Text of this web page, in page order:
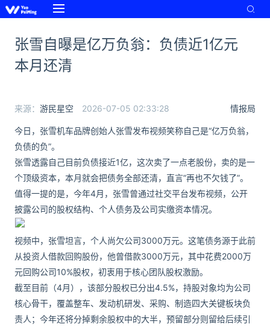
张雪自曝是亿万负翁：负债近1亿元
本月还清
情报局
来源： 游民星空 2026-07-05 02:33:28
今日，张雪机车品牌创始人张雪发布视频笑称自己是“亿万负翁，
负债的负”。
张雪透露自己目前负债接近1亿，这次卖了一点老股份，卖的是一
个顶级资本，本月就会把债务全部还清，直言“再也不欠钱了”。
值得一提的是，今年4月，张雪曾通过社交平台发布视频，公开
披露公司的股权结构、个人债务及公司实缴资本情况。
视频中，张雪坦言，个人尚欠公司3000万元。这笔债务源于此前
从投资人借款回购股份，他曾借款3000万元，其中花费2000万
元回购公司10%股权，初衷用于核心团队股权激励。
截至目前（4月），该部分股权已分出4.5%，持股对象均为公司
核心骨干，覆盖整车、发动机研发、采购、制造四大关键板块负
责人；今年还将分掉剩余股权中的大半，预留部分则留给后续引